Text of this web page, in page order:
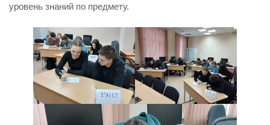
уровень знаний по предмету.